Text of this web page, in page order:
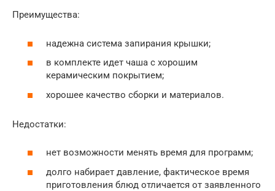
Преимущества:
надежна система запирания крышки;
в комплекте идет чаша с хорошим
керамическим покрытием;
хорошее качество сборки и материалов.
Недостатки:
нет возможности менять время для программ;
долго набирает давление, фактическое время
приготовления блюд отличается от заявленного